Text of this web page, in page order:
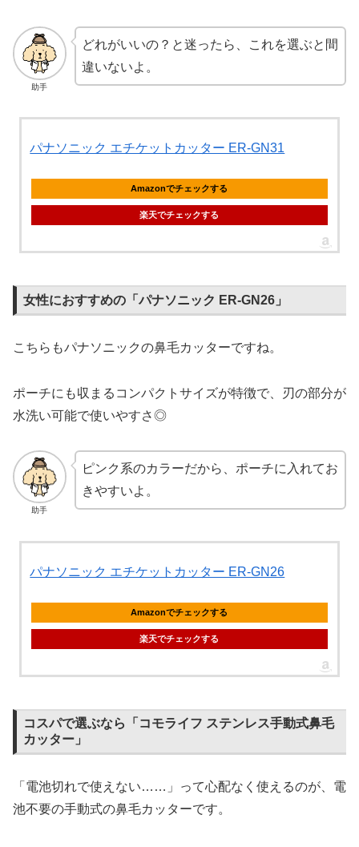
助手
どれがいいの？と迷ったら、これを選ぶと間
違いないよ。
パナソニック エチケットカッター ER-GN31
Amazonでチェックする
楽天でチェックする
女性におすすめの「パナソニック ER-GN26」
こちらもパナソニックの鼻毛カッターですね。
ポーチにも収まるコンパクトサイズが特徴で、刃の部分が
水洗い可能で使いやすさ◎
助手
ピンク系のカラーだから、ポーチに入れてお
きやすいよ。
パナソニック エチケットカッター ER-GN26
Amazonでチェックする
楽天でチェックする
コスパで選ぶなら「コモライフ ステンレス手動式鼻毛
カッター」
「電池切れで使えない……」って心配なく使えるのが、電
池不要の手動式の鼻毛カッターです。